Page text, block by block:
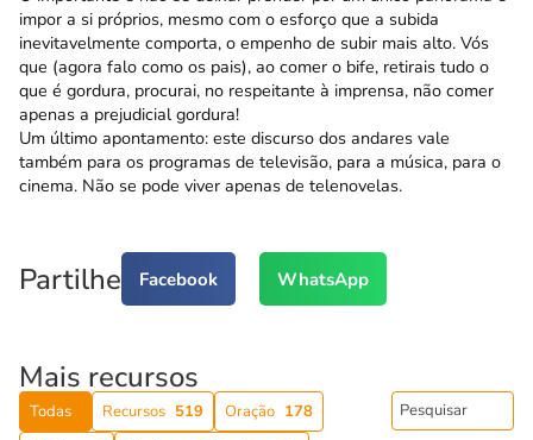
impor a si próprios, mesmo com o esforço que a subida
inevitavelmente comporta, o empenho de subir mais alto. Vós
que (agora falo como os pais), ao comer o bife, retirais tudo o
que é gordura, procurai, no respeitante à imprensa, não comer
apenas a prejudicial gordura!
Um último apontamento: este discurso dos andares vale
também para os programas de televisão, para a música, para o
cinema. Não se pode viver apenas de telenovelas.
Partilhe Facebook WhatsApp
Mais recursos
Todas Recursos 519 Oração 178